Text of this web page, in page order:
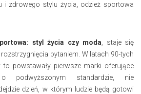
i zdrowego stylu życia, odzież sportowa
styl życia czy moda , staje się
pytaniem. W latach 90-tych
to powstawały pierwsze marki oferujące
podwyższonym standardzie, nie
dzień, w którym ludzie będą gotowi